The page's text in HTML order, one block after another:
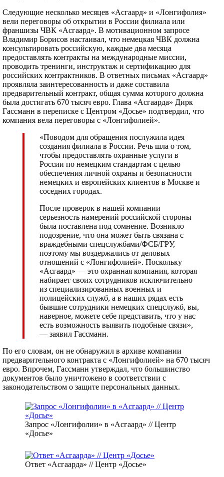
Следующие несколько месяцев «Асгаард» и «Лонгифолия»
вели переговоры об открытии в России филиала или
франшизы ЧВК «Асгаард». В мотивационном запросе
Владимир Борисов настаивал, что немецкая ЧВК должна
консультировать российскую, каждые два месяца
предоставлять контракты на международные миссии,
проводить тренинги, инструктаж и сертификацию для
российских контрактников. В ответных письмах «Асгаард»
проявляла заинтересованность и даже составила
предварительный контракт, общая сумма которого должна
была достигать 670 тысяч евро. Глава «Асгаарда» Дирк
Гассманн в переписке с Центром «Досье» подтвердил, что
компания вела переговоры с «Лонгифолией».
«Поводом для обращения послужила идея
создания филиала в России. Речь шла о том,
чтобы предоставлять охранные услуги в
России по немецким стандартам с целью
обеспечения личной охраны и безопасности
немецких и европейских клиентов в Москве и
соседних городах.
После проверок в нашей компании
серьезность намерений российской стороны
была поставлена под сомнение. Возникло
подозрение, что она может быть связана с
враждебными спецслужбами/ФСБ/ГРУ,
поэтому мы воздержались от деловых
отношений с «Лонгифолией». Поскольку
«Асгаард» — это охранная компания, которая
набирает своих сотрудников исключительно
из специализированных военных и
полицейских служб, а в наших рядах есть
бывшие сотрудники немецких спецслужб, вы,
наверное, можете себе представить, что у нас
есть возможность выявить подобные связи»,
— заявил Гассманн.
По его словам, он не обнаружил в архиве компании
предварительного контракта с «Лонгифолией» на 670 тысяч
евро. Впрочем, Гассманн утверждал, что большинство
документов было уничтожено в соответствии с
законодательством о защите персональных данных.
Запрос «Лонгифолии» в «Асгаард» // Центр
«Досье»
Ответ «Асгаарда» // Центр «Досье»